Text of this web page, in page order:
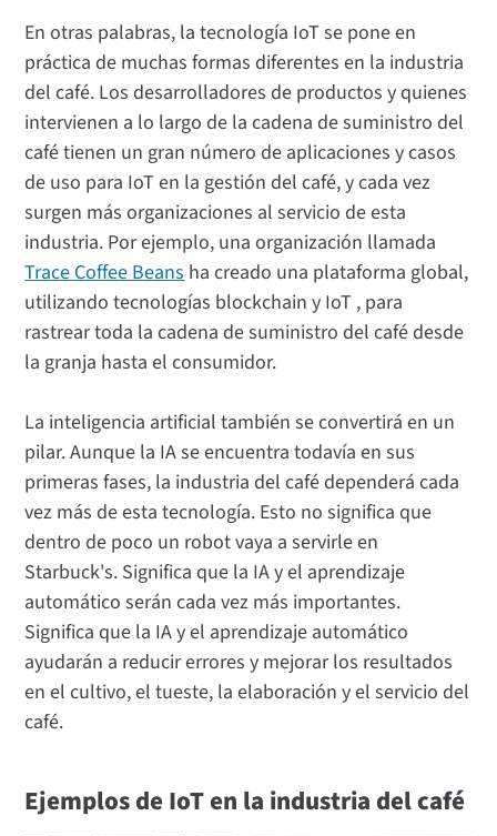
En otras palabras, la tecnología IoT se pone en
práctica de muchas formas diferentes en la industria
del café. Los desarrolladores de productos y quienes
intervienen a lo largo de la cadena de suministro del
café tienen un gran número de aplicaciones y casos
de uso para IoT en la gestión del café, y cada vez
surgen más organizaciones al servicio de esta
industria. Por ejemplo, una organización llamada
Trace Coffee Beans ha creado una plataforma global,
utilizando tecnologías blockchain y IoT , para
rastrear toda la cadena de suministro del café desde
la granja hasta el consumidor.
La inteligencia artificial también se convertirá en un
pilar. Aunque la IA se encuentra todavía en sus
primeras fases, la industria del café dependerá cada
vez más de esta tecnología. Esto no significa que
dentro de poco un robot vaya a servirle en
Starbuck's. Significa que la IA y el aprendizaje
automático serán cada vez más importantes.
Significa que la IA y el aprendizaje automático
ayudarán a reducir errores y mejorar los resultados
en el cultivo, el tueste, la elaboración y el servicio del
café.
Ejemplos de IoT en la industria del café